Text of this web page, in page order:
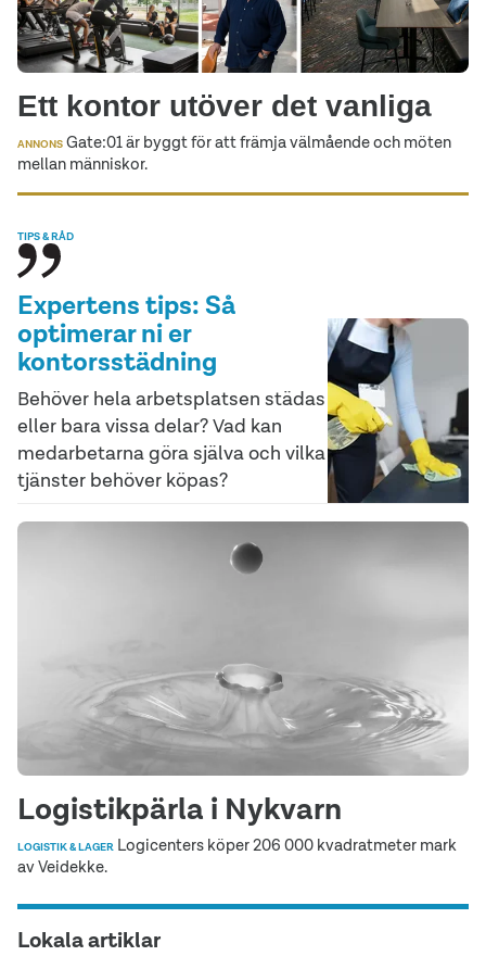
Ett kontor utöver det vanliga
ANNONS Gate:01 är byggt för att främja välmående och möten
mellan människor.
TIPS & RÅD
Expertens tips: Så
optimerar ni er
kontorsstädning
Behöver hela arbetsplatsen städas
eller bara vissa delar? Vad kan
medarbetarna göra själva och vilka
tjänster behöver köpas?
Logistikpärla i Nykvarn
LOGISTIK & LAGER Logicenters köper 206 000 kvadratmeter mark
av Veidekke.
Lokala artiklar